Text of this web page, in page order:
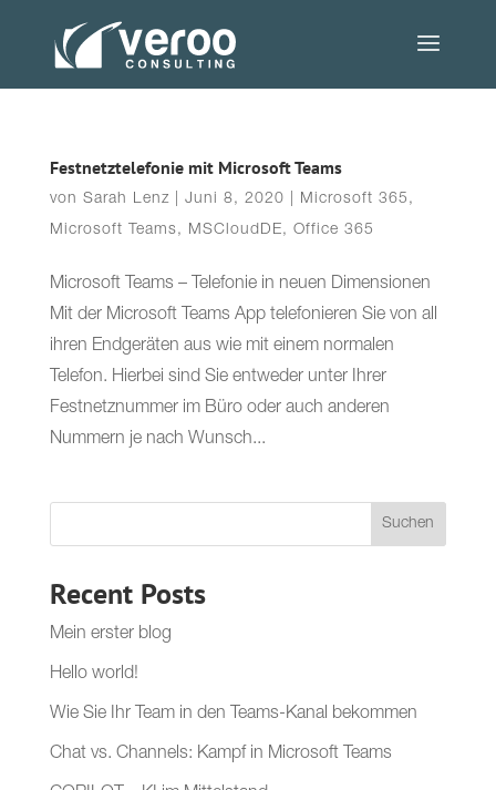
Festnetztelefonie mit Microsoft Teams
von Sarah Lenz| Juni 8, 2020 Microsoft 365 ,
Microsoft Teams, MSCloudDE, Office 365
Microsoft Teams – Telefonie in neuen Dimensionen
Mit der Microsoft Teams App telefonieren Sie von all
ihren Endgeräten aus wie mit einem normalen
Telefon. Hierbei sind Sie entweder unter Ihrer
Festnetznummer im Büro oder auch anderen
Nummern je nach Wunsch...
Suchen
Recent Posts
Mein erster blog
Hello world!
Wie Sie Ihr Team in den Teams-Kanal bekommen
Chat vs. Channels: Kampf in Microsoft Teams